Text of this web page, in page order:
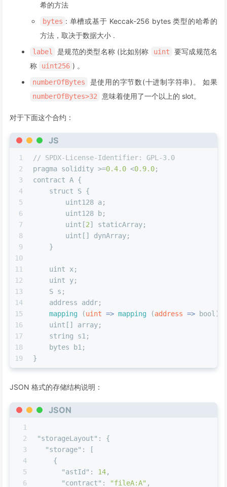
希的方法
bytes : 单槽或基于 Keccak-256 bytes 类型的哈希的
方法，取决于数据大小 .
label 是规范的类型名称 (比如别称 uint
要写成规范名
称
uint256 ) 。
numberOfBytes 是使用的字节数(十进制字符串)。 如果
numberOfBytes>32 意味着使用了一个以上的 slot。
对于下面这个合约：
JS
1
2
3
4
5
6
7
8
9
10
11
12
13
14
15
16
17
18
19
// SPDX-License-Identifier: GPL-3.0
pragma solidity >=0.4.0 <0.9.0;
contract A {
    struct S {
        uint128 a;
        uint128 b;
        uint[
2] staticArray;
        uint[] dynArray;
    }
    uint x;
    uint y;
    S s;
    address addr;
mapping (uint => mapping (address => bool))
    uint[] array;
    string s1;
    bytes b1;
}
JSON 格式的存储结构说明：
JSON
1
2
3
4
5
6
"storageLayout" :
{
"storage" :
[
{
"astId" : 14,
"contract" : "fileA:A" ,